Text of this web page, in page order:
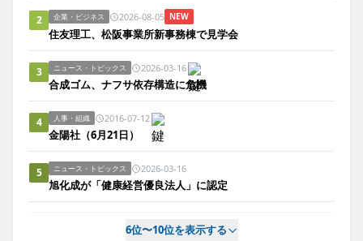
2 企業・ビジネス 2026-08-05 NEW
住友理工、松阪事業所新事務棟で見学会
3 ニュース・トピックス 2026-03-16
合成ゴム、ナフサ依存構造に危機
4 人事・組織 2016-07-12
金陽社（6月21日）
5 ニュース・トピックス 2026-03-16
旭化成が「健康経営優良法人」に認定
6位〜10位を表示する